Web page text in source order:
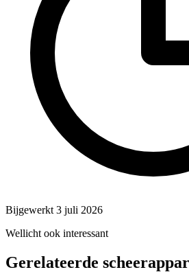
Bijgewerkt 3 juli 2026
Wellicht ook interessant
Gerelateerde